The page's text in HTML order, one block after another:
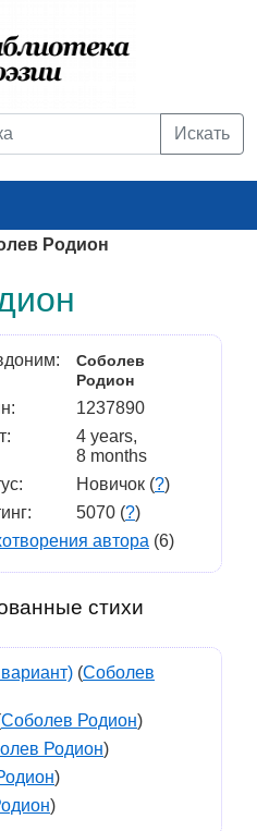
Искать
Родион
Соболев
Родион
1237890
4 years,
8 months
Новичок (?)
5070 (?)
автора (6)
стихи
(Соболев
Соболев Родион)
Родион)
)
)